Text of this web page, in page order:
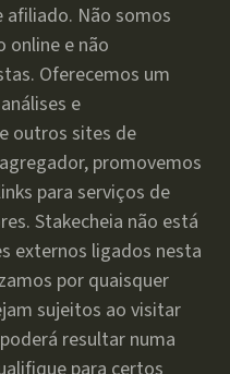
afiliado. Não somos
online e não
Oferecemos um
e
outros sites de
promovemos
para serviços de
Stakecheia não está
externos ligados nesta
por quaisquer
sujeitos ao visitar
resultar numa